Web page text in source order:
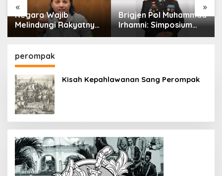
« »
Negara Wajib
Melindungi Rakyatnya:
Catatan tentang Nasib
Belerang Kawah Ijen
Brigjen Pol Muhammad
Irhamni: Simposium
Nasional Outlook
perompak
Kisah Kepahlawanan Sang Perompak